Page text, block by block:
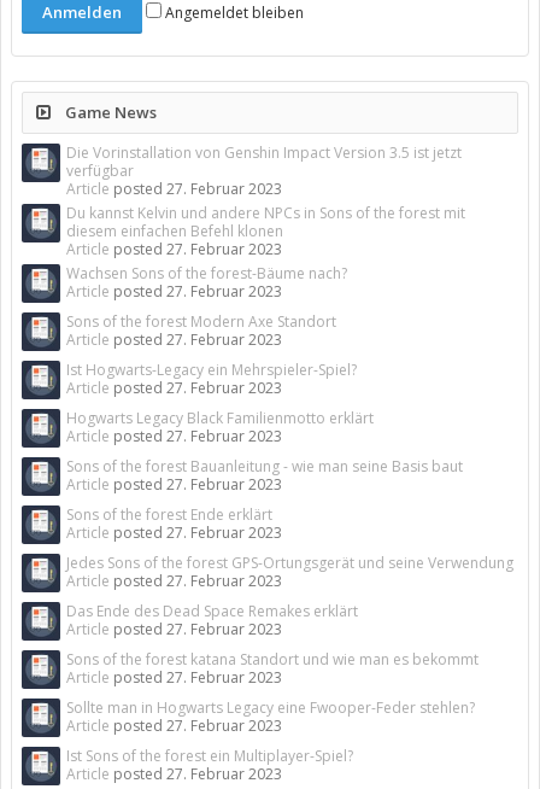
Angemeldet bleiben
Game News
Die Vorinstallation von Genshin Impact Version 3.5 ist jetzt
verfügbar
Article posted 27. Februar 2023
Du kannst Kelvin und andere NPCs in Sons of the forest mit
diesem einfachen Befehl klonen
Article posted 27. Februar 2023
Wachsen Sons of the forest-Bäume nach?
Article posted 27. Februar 2023
Sons of the forest Modern Axe Standort
Article posted 27. Februar 2023
Ist Hogwarts-Legacy ein Mehrspieler-Spiel?
Article posted 27. Februar 2023
Hogwarts Legacy Black Familienmotto erklärt
Article posted 27. Februar 2023
Sons of the forest Bauanleitung - wie man seine Basis baut
Article posted 27. Februar 2023
Sons of the forest Ende erklärt
Article posted 27. Februar 2023
Jedes Sons of the forest GPS-Ortungsgerät und seine Verwendung
Article posted 27. Februar 2023
Das Ende des Dead Space Remakes erklärt
Article posted 27. Februar 2023
Sons of the forest katana Standort und wie man es bekommt
Article posted 27. Februar 2023
Sollte man in Hogwarts Legacy eine Fwooper-Feder stehlen?
Article posted 27. Februar 2023
Ist Sons of the forest ein Multiplayer-Spiel?
Article posted 27. Februar 2023